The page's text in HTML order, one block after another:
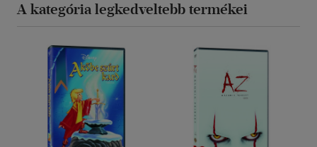
A kategória legkedveltebb termékei